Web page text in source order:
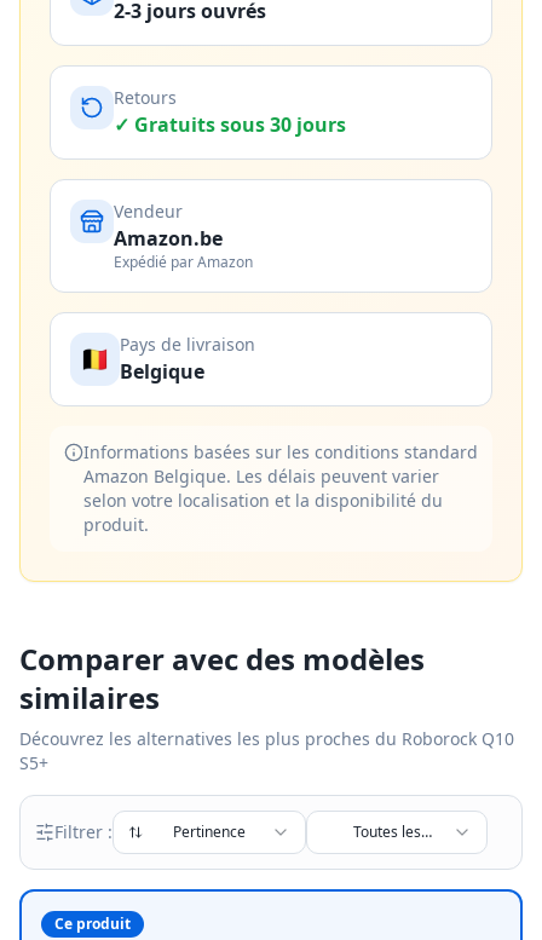
2-3 jours ouvrés
Retours
✓ Gratuits sous 30 jours
Vendeur
Amazon.be
Expédié par Amazon
🇧🇪 Pays de livraison
Belgique
Informations basées sur les conditions standard
Amazon Belgique. Les délais peuvent varier
selon votre localisation et la disponibilité du
produit.
Comparer avec des modèles
similaires
Découvrez les alternatives les plus proches du Roborock Q10
S5+
Filtrer : Pertinence
Toutes les
marques
Ce produit